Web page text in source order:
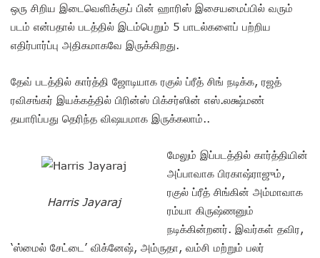
ஒரு சிறிய இடைவெளிக்குப் பின் ஹாரிஸ் இசையமைப்பில் வரும்
படம் என்பதால் படத்தில் இடம்பெறும் 5 பாடல்களைப் பற்றிய
எதிர்பார்ப்பு அதிகமாகவே இருக்கிறது.
தேவ் படத்தில் கார்த்தி ஜோடியாக ரகுல் ப்ரீத் சிங் நடிக்க, ரஜத்
ரவிசங்கர் இயக்கத்தில் பிரின்ஸ் பிக்சர்ஸின் எஸ்.லக்ஷ்மண்
தயாரிப்பது தெரிந்த விஷயமாக இருக்கலாம்..
Harris Jayaraj
மேலும் இப்படத்தில் கார்த்தியின்
அப்பாவாக பிரகாஷ்ராஜும்,
ரகுல் ப்ரீத் சிங்கின் அம்மாவாக
ரம்யா கிருஷ்ணனும்
நடிக்கின்றனர். இவர்கள் தவிர,
‘ஸ்மைல் சேட்டை’ விக்னேஷ், அம்ருதா, வம்சி மற்றும் பலர்